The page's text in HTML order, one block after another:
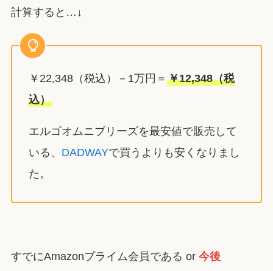
計算すると…↓
￥22,348（税込）－1万円＝ ￥12,348（税
込）
エルゴオムニブリーズを最安値で販売して
いる、 DADWAYで買うよりも安くなりまし
た。
すでにAmazonプライム会員である or 今後